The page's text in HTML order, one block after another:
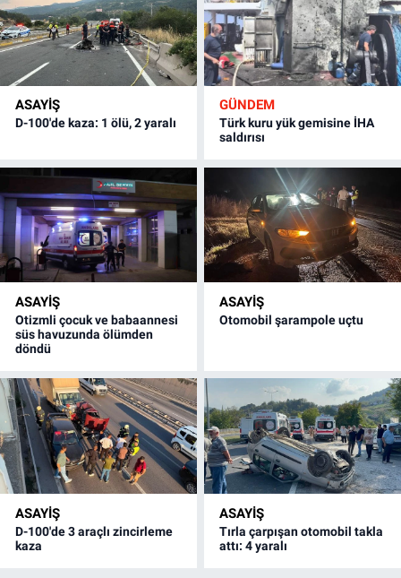
ASAYİŞ
D-100'de kaza: 1 ölü, 2 yaralı
GÜNDEM
Türk kuru yük gemisine İHA
saldırısı
ASAYİŞ
Otizmli çocuk ve babaannesi
süs havuzunda ölümden
döndü
ASAYİŞ
Otomobil şarampole uçtu
ASAYİŞ
D-100'de 3 araçlı zincirleme
kaza
ASAYİŞ
Tırla çarpışan otomobil takla
attı: 4 yaralı